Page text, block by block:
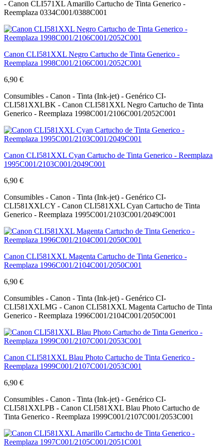
- Canon CLI571XL Amarillo Cartucho de Tinta Generico -
Reemplaza 0334C001/0388C001
Canon CLI581XXL Negro Cartucho de Tinta Generico -
Reemplaza 1998C001/2106C001/2052C001
6,90 €
Consumibles - Canon - Tinta (Ink-jet) - Genérico CI-
CLI581XXLBK - Canon CLI581XXL Negro Cartucho de Tinta
Generico - Reemplaza 1998C001/2106C001/2052C001
Canon CLI581XXL Cyan Cartucho de Tinta Generico - Reemplaza
1995C001/2103C001/2049C001
6,90 €
Consumibles - Canon - Tinta (Ink-jet) - Genérico CI-
CLI581XXLCY - Canon CLI581XXL Cyan Cartucho de Tinta
Generico - Reemplaza 1995C001/2103C001/2049C001
Canon CLI581XXL Magenta Cartucho de Tinta Generico -
Reemplaza 1996C001/2104C001/2050C001
6,90 €
Consumibles - Canon - Tinta (Ink-jet) - Genérico CI-
CLI581XXLMG - Canon CLI581XXL Magenta Cartucho de Tinta
Generico - Reemplaza 1996C001/2104C001/2050C001
Canon CLI581XXL Blau Photo Cartucho de Tinta Generico -
Reemplaza 1999C001/2107C001/2053C001
6,90 €
Consumibles - Canon - Tinta (Ink-jet) - Genérico CI-
CLI581XXLPB - Canon CLI581XXL Blau Photo Cartucho de
Tinta Generico - Reemplaza 1999C001/2107C001/2053C001